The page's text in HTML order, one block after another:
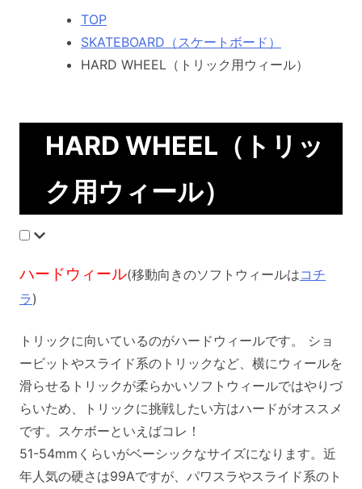
TOP
SKATEBOARD（スケートボード）
HARD WHEEL（トリック用ウィール）
HARD WHEEL（トリッ
ク用ウィール）
ハードウィール(移動向きのソフトウィールはコチ
ラ)
トリックに向いているのがハードウィールです。 ショ
ービットやスライド系のトリックなど、横にウィールを
滑らせるトリックが柔らかいソフトウィールではやりづ
らいため、トリックに挑戦したい方はハードがオススメ
です。スケボーといえばコレ！
51-54mmくらいがベーシックなサイズになります。近
年人気の硬さは99Aですが、パワスラやスライド系のト